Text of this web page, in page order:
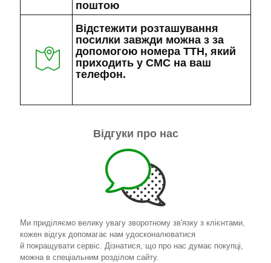
поштою
Відстежити розташування
посилки завжди можна з за
допомогою номера ТТН, який
приходить у СМС на ваш
телефон.
Відгуки про нас
Ми приділяємо велику увагу зворотному зв'язку з клієнтами,
кожен відгук допомагає нам удосконалюватися
й покращувати сервіс. Дізнатися, що про нас думає покупці,
можна в спеціальним розділом сайту.